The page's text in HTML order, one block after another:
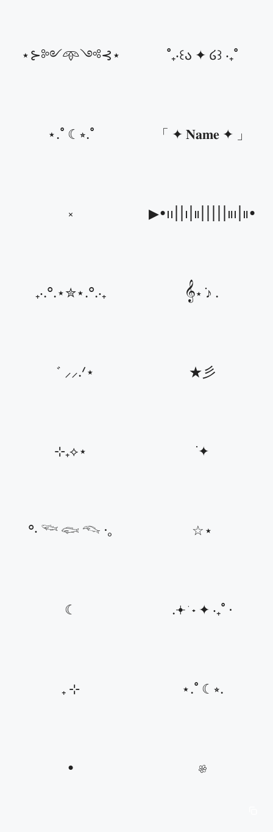
⋆⊱༻𖥸༺⊰⋆ ˚₊‧꒰ა ✦ ໒꒱ ‧₊˚
⋆.˚ ☾⭒.˚ 「 ✦ 𝐍𝐚𝐦𝐞 ✦ 」
༝ ▶︎•၊၊||၊|။|||||။၊|။•
₊‧.°.⋆✮⋆.°.‧₊ 𝄞⋆ ݁♪ .
゛ ⸝⸝.ᐟ⋆ ★彡
⊹₊⟡⋆ ˙✦
°‧ 𓆝 𓆟 𓆞 ·｡ ☆⋆
☾ .𖥔 ݁ ˖ ✦ ‧₊˚ ⋅
₊ ⊹ ⋆.˚ ☾⭒.
• 𔓘